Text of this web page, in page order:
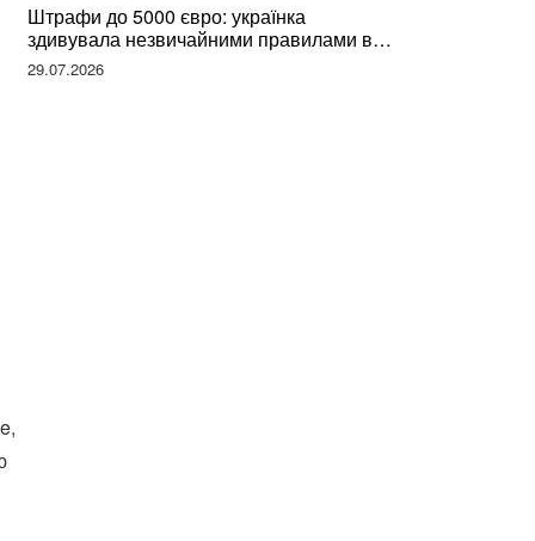
Штрафи до 5000 євро: українка
здивувала незвичайними правилами в
Німеччині та поділилася правдою
29.07.2026